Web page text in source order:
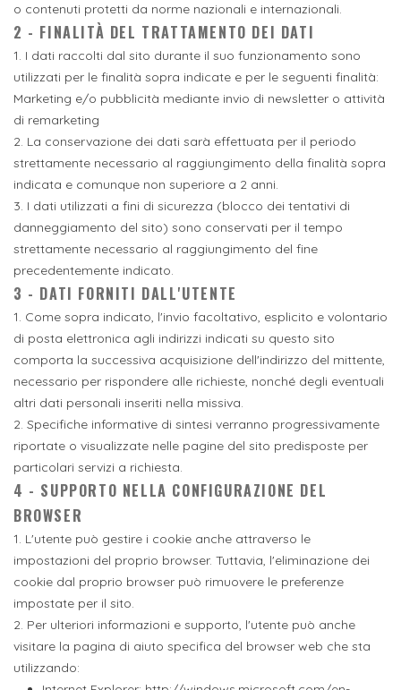
o contenuti protetti da norme nazionali e internazionali.
2 - FINALITÀ DEL TRATTAMENTO DEI DATI
1. I dati raccolti dal sito durante il suo funzionamento sono
utilizzati per le finalità sopra indicate e per le seguenti finalità:
Marketing e/o pubblicità mediante invio di newsletter o attività
di remarketing
2. La conservazione dei dati sarà effettuata per il periodo
strettamente necessario al raggiungimento della finalità sopra
indicata e comunque non superiore a 2 anni.
3. I dati utilizzati a fini di sicurezza (blocco dei tentativi di
danneggiamento del sito) sono conservati per il tempo
strettamente necessario al raggiungimento del fine
precedentemente indicato.
3 - DATI FORNITI DALL'UTENTE
1. Come sopra indicato, l'invio facoltativo, esplicito e volontario
di posta elettronica agli indirizzi indicati su questo sito
comporta la successiva acquisizione dell'indirizzo del mittente,
necessario per rispondere alle richieste, nonché degli eventuali
altri dati personali inseriti nella missiva.
2. Specifiche informative di sintesi verranno progressivamente
riportate o visualizzate nelle pagine del sito predisposte per
particolari servizi a richiesta.
4 - SUPPORTO NELLA CONFIGURAZIONE DEL
BROWSER
1. L'utente può gestire i cookie anche attraverso le
impostazioni del proprio browser. Tuttavia, l'eliminazione dei
cookie dal proprio browser può rimuovere le preferenze
impostate per il sito.
2. Per ulteriori informazioni e supporto, l'utente può anche
visitare la pagina di aiuto specifica del browser web che sta
utilizzando: